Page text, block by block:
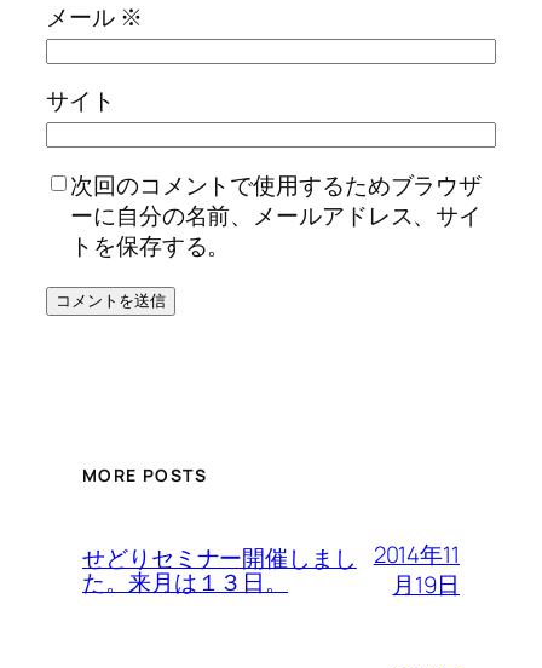
メール ※
サイト
次回のコメントで使用するためブラウザ
ーに自分の名前、メールアドレス、サイ
トを保存する。
MORE POSTS
せどりセミナー開催しまし
た。来月は１３日。
2014年11
月19日